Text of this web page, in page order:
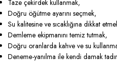
Taze çekirdek kullanmak,
Doğru öğütme ayarını seçmek,
Su kalitesine ve sıcaklığına dikkat
Demleme ekipmanını temiz tutmak,
Doğru oranlarda kahve ve su
Deneme-yanılma ile kendi damak